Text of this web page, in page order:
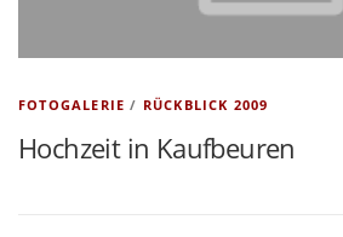
FOTOGALERIE / RÜCKBLICK 2009
Hochzeit in Kaufbeuren